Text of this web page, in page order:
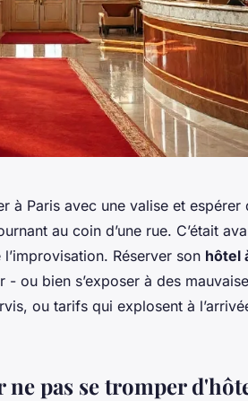
à Paris avec une valise et espérer
au coin d’une rue. C’était
Réserver son hôtel
ou bien s’exposer à des
ou tarifs qui explosent à
pas se tromper